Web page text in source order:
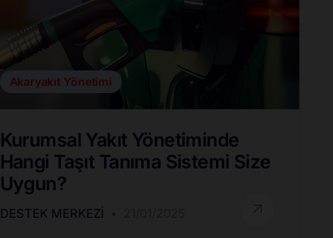
Akaryakıt Yönetimi
Kurumsal Yakıt Yönetiminde
Hangi Taşıt Tanıma Sistemi Size
Uygun?
DESTEK MERKEZI